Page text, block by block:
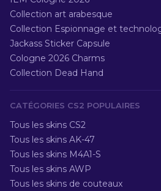
Collection art arabesque
Collection Espionnage et
Jackass Sticker Capsule
Cologne 2026 Charms
Collection Dead Hand
CATÉGORIES CS2 POPULAIRES
Tous les skins CS2
Tous les skins AK-47
Tous les skins M4A1-S
Tous les skins AWP
Tous les skins de couteaux